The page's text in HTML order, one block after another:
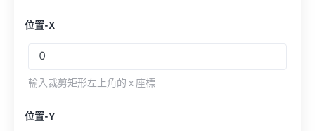
位置-X
輸入裁剪矩形左上角的 x 座標
位置-Y